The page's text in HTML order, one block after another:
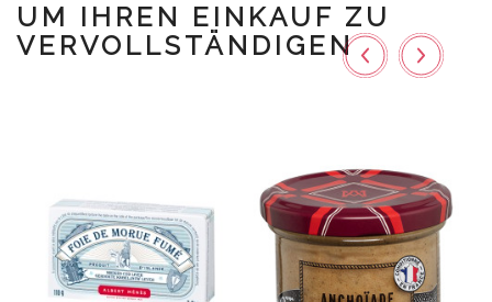
UM IHREN EINKAUF ZU
VERVOLLSTÄNDIGEN